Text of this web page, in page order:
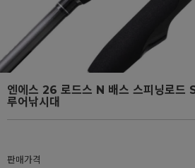
엔에스 26 로드스 N 배스 스피닝로드
루어낚시대
판매가격